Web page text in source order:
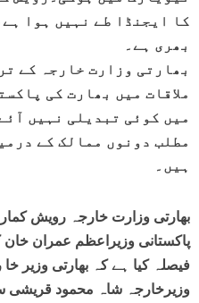
کا ایجنڈا طے نہیں ہوا
بھری ہے۔
بھارتی وزارت خارجہ کے
ملاقات میں بھارت کی
میں کوئی تبدیلی نہیں
مطلب دونوں ممالک کے
ہیں۔
بھارتی وزارت خارجہ رویش کمار
پاکستانی وزیراعظم عمران
فیصلہ کیا ہے کہ بھارتی وزیر
وزیرخارجہ شاہ محمود قریشی